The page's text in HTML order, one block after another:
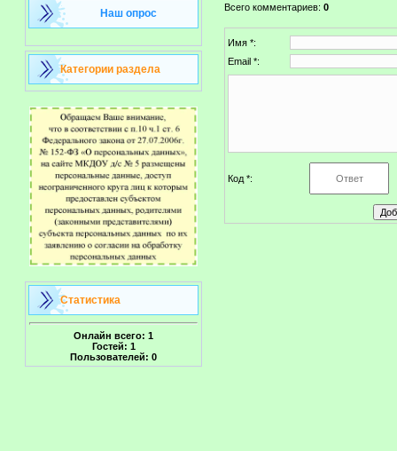
Наш опрос
Категории раздела
Статистика
Онлайн всего: 1
Гостей: 1
Пользователей: 0
Всего комментариев: 0
Имя *:
Email *:
Код *: